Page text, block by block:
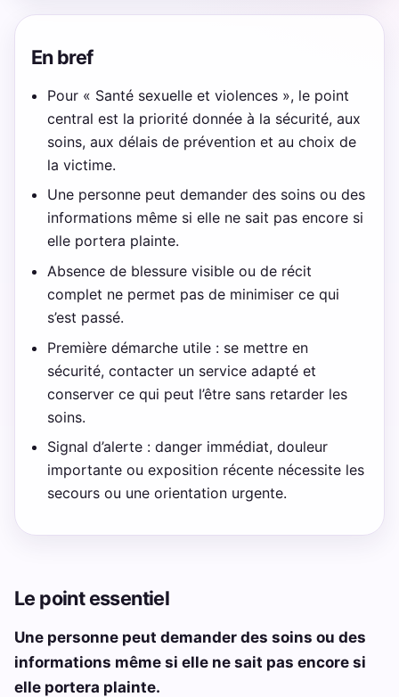
En bref
Pour « Santé sexuelle et violences », le point
central est la priorité donnée à la sécurité, aux
soins, aux délais de prévention et au choix de
la victime.
Une personne peut demander des soins ou des
informations même si elle ne sait pas encore si
elle portera plainte.
Absence de blessure visible ou de récit
complet ne permet pas de minimiser ce qui
s’est passé.
Première démarche utile : se mettre en
sécurité, contacter un service adapté et
conserver ce qui peut l’être sans retarder les
soins.
Signal d’alerte : danger immédiat, douleur
importante ou exposition récente nécessite les
secours ou une orientation urgente.
Le point essentiel
Une personne peut demander des soins ou des
informations même si elle ne sait pas encore si
elle portera plainte.